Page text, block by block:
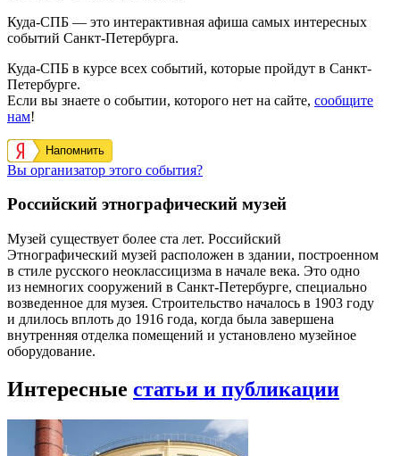
Куда-СПБ — это интерактивная афиша самых интересных
событий Санкт-Петербурга.
Куда-СПБ в курсе всех событий, которые пройдут в Санкт-
Петербурге.
Если вы знаете о событии, которого нет на сайте, сообщите
нам!
Напомнить
Вы организатор этого события?
Российский этнографический музей
Музей существует более ста лет. Российский
Этнографический музей расположен в здании, построенном
в стиле русского неоклассицизма в начале века. Это одно
из немногих сооружений в Санкт-Петербурге, специально
возведенное для музея. Строительство началось в 1903 году
и длилось вплоть до 1916 года, когда была завершена
внутренняя отделка помещений и установлено музейное
оборудование.
Интересные статьи и публикации